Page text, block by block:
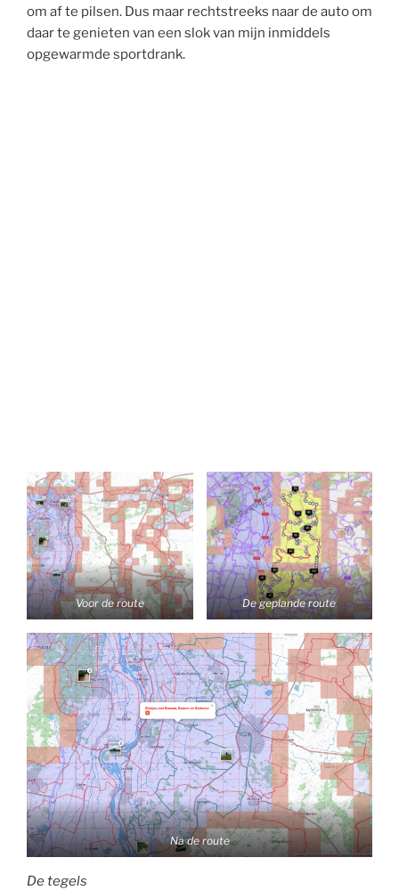
om af te pilsen. Dus maar rechtstreeks naar de auto om
daar te genieten van een slok van mijn inmiddels
opgewarmde sportdrank.
Voor de route De geplande route
Na de route
De tegels